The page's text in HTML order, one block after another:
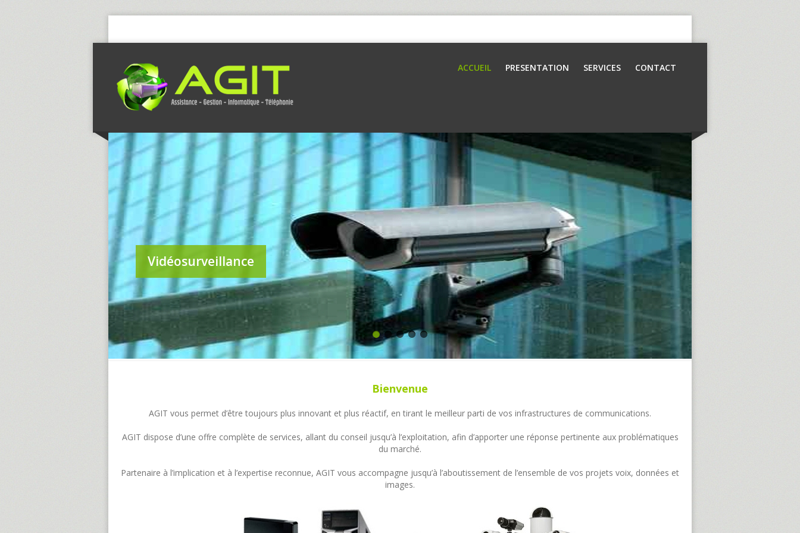
ACCUEIL PRESENTATION SERVICES CONTACT
Vidéosurveillance
Bienvenue
AGIT vous permet d’être toujours plus innovant et plus réactif, en tirant le meilleur parti de vos infrastructures de communications.
AGIT dispose d’une offre complète de services, allant du conseil jusqu’à l’exploitation, afin d’apporter une réponse pertinente aux problématiques
du marché.
Partenaire à l’implication et à l’expertise reconnue, AGIT vous accompagne jusqu’à l’aboutissement de l’ensemble de vos projets voix, données et
images.